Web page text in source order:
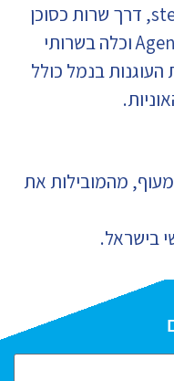
משרותי stevedoring&lashing, דרך שרות כסוכן
משנה לסוכנים Agents services וכלה בשרותי
העוגנות בנמל כולל
מהמובילות את
בישראל.